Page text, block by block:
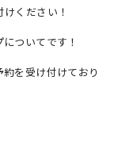
ください！
ついてです！
を受け付けており